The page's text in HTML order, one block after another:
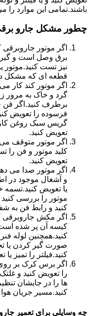
باشند.تمامی این موارد را
چطور مشکل جارو برقی
اگر موتور
برق وصل است و
نیز تست کنید.موتور
قطعه ای که مشکل
اگر موتور کند کار
گرد و خاک به مرور
برطرف کنید.اگر
فرسوده را تعویض
گریس سبک روغن
تعویض کنید.
اگر موتور متوقف
کلید موتور و فن را
تعویض کنید.
اگر موتور صدا می
و آشغال موجود در
یا تعویض کنید.تسمه
موتور را بررسی
کنید و رابط فن به
اگر مکش جاروبرقی
کیسه آن پر شده
کنید.همچنین لوله
صورت گیر کردن یا
کنید.فیلتر را تمیز
اگر برس کرک بر
را تعویض کنید و
ها را در جایشان
کنید.مسیر جریان هوا
چه وسایلی برای تعمیر